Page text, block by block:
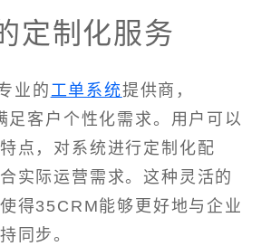
定制化服务
业的 工单系统提供商，
足客户个性化需求。用户可以
点，对系统进行定制化配
实际运营需求。这种灵活的
得35CRM能够更好地与企业
同步。